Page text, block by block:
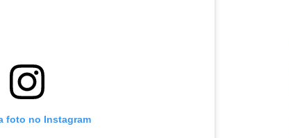
foto no Instagram